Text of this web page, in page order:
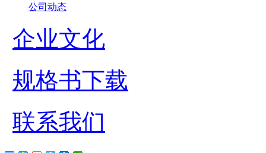
公司动态
企业文化
规格书下载
联系我们